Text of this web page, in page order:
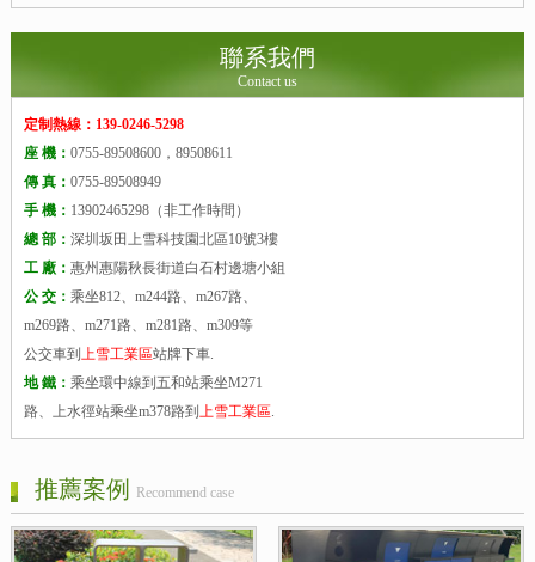
聯系我們
Contact us
定制熱線：139-0246-5298
座 機： 0755-89508600，89508611
傳 真： 0755-89508949
手 機： 13902465298（非工作時間）
總 部： 深圳坂田上雪科技園北區10號3樓
工 廠： 惠州惠陽秋長街道白石村邊塘小組
公 交： 乘坐812、m244路、m267路、
m269路、m271路、m281路、m309等
公交車到 上雪工業區站牌下車.
地 鐵： 乘坐環中線到五和站乘坐M271
路、上水徑站乘坐m378路到 上雪工業區.
推薦案例 Recommend case